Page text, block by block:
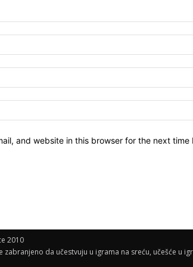
and website in this browser for the next time
2010
zabranjeno da učestvuju u igrama na sreću, učešće u